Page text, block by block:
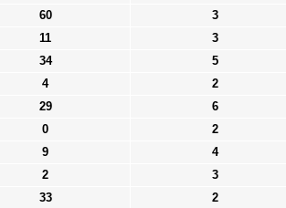
60 3
11 3
34 5
4 2
29 6
0 2
9 4
2 3
33 2